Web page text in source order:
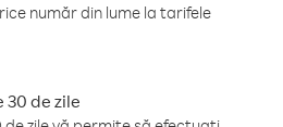
număr din lume la tarifele
de zile